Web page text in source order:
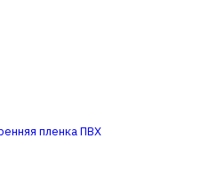
пленка ПВХ